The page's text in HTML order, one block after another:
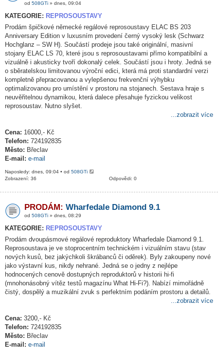
od 508GTi » dnes, 09:04
KATEGORIE: REPROSOUSTAVY
Prodám špičkové německé regálové reprosoustavy ELAC BS 203
Anniversary Edition v luxusním provedení černý vysoký lesk (Schwarz
Hochglanz – SW H). Součástí prodeje jsou také originální, masivní
stojany ELAC LS 70, které jsou s reprosoustavami přímo kompatibilní a
vizuálně i akusticky tvoří dokonalý celek. Součástí jsou i hroty. Jedná se
o sběratelskou limitovanou výroční edici, která má proti standardní verzi
kompletně přepracovanou a vylepšenou frekvenční výhybku
optimalizovanou pro umístění v prostoru na stojanech. Sestava hraje s
neuvěřitelnou dynamikou, která dalece přesahuje fyzickou velikost
reprosoustav. Nutno slyšet.
...zobrazit více
Cena: 16000,- Kč
Telefon: 724192835
Město: Břeclav
E-mail: e-mail
Naposledy: dnes, 09:04 • od 508GTi
Odpovědi: 0
Zobrazení: 36
PRODÁM: Wharfedale Diamond 9.1
od 508GTi » dnes, 08:29
KATEGORIE: REPROSOUSTAVY
Prodám dvoupásmové regálové reproduktory Wharfedale Diamond 9.1.
Reprosoustava je ve stoprocentním technickém i vizuálním stavu (stav
nových kusů, bez jakýchkoli škrábanců či oděrek). Byly zakoupeny nové
jako výstavní kus, nikdy nehrané. Jedná se o jedny z nejlépe
hodnocených cenově dostupných reproduktorů v historii hi-fi
(mnohonásobný vítěz testů magazínu What Hi-Fi?). Nabízí mimořádně
čistý, dospělý a muzikální zvuk s perfektním podáním prostoru a detailů.
...zobrazit více
Cena: 3200,- Kč
Telefon: 724192835
Město: Břeclav
E-mail: e-mail